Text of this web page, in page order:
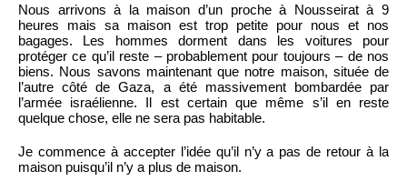
Nous arrivons à la maison d’un proche à Nousseirat à 9
heures mais sa maison est trop petite pour nous et nos
bagages. Les hommes dorment dans les voitures pour
protéger ce qu’il reste – probablement pour toujours – de nos
biens. Nous savons maintenant que notre maison, située de
l’autre côté de Gaza, a été massivement bombardée par
l’armée israélienne. Il est certain que même s’il en reste
quelque chose, elle ne sera pas habitable.
Je commence à accepter l’idée qu’il n’y a pas de retour à la
maison puisqu’il n’y a plus de maison.